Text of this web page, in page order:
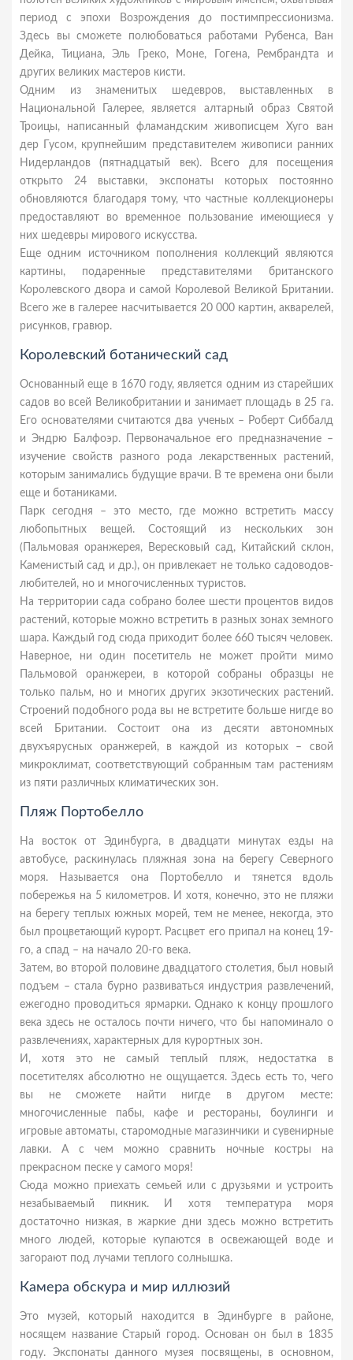
период с эпохи Возрождения до постимпрессионизма.
Здесь вы сможете полюбоваться работами Рубенса, Ван
Дейка, Тициана, Эль Греко, Моне, Гогена, Рембрандта и
других великих мастеров кисти.
Одним из знаменитых шедевров, выставленных в
Национальной Галерее, является алтарный образ Святой
Троицы, написанный фламандским живописцем Хуго ван
дер Гусом, крупнейшим представителем живописи ранних
Нидерландов (пятнадцатый век). Всего для посещения
открыто 24 выставки, экспонаты которых постоянно
обновляются благодаря тому, что частные коллекционеры
предоставляют во временное пользование имеющиеся у
них шедевры мирового искусства.
Еще одним источником пополнения коллекций являются
картины, подаренные представителями британского
Королевского двора и самой Королевой Великой Британии.
Всего же в галерее насчитывается 20 000 картин, акварелей,
рисунков, гравюр.
Королевский ботанический сад
Основанный еще в 1670 году, является одним из старейших
садов во всей Великобритании и занимает площадь в 25 га.
Его основателями считаются два ученых – Роберт Сиббалд
и Эндрю Балфоэр. Первоначальное его предназначение –
изучение свойств разного рода лекарственных растений,
которым занимались будущие врачи. В те времена они были
еще и ботаниками.
Парк сегодня – это место, где можно встретить массу
любопытных вещей. Состоящий из нескольких зон
(Пальмовая оранжерея, Вересковый сад, Китайский склон,
Каменистый сад и др.), он привлекает не только садоводов-
любителей, но и многочисленных туристов.
На территории сада собрано более шести процентов видов
растений, которые можно встретить в разных зонах земного
шара. Каждый год сюда приходит более 660 тысяч человек.
Наверное, ни один посетитель не может пройти мимо
Пальмовой оранжереи, в которой собраны образцы не
только пальм, но и многих других экзотических растений.
Строений подобного рода вы не встретите больше нигде во
всей Британии. Состоит она из десяти автономных
двухъярусных оранжерей, в каждой из которых – свой
микроклимат, соответствующий собранным там растениям
из пяти различных климатических зон.
Пляж Портобелло
На восток от Эдинбурга, в двадцати минутах езды на
автобусе, раскинулась пляжная зона на берегу Северного
моря. Называется она Портобелло и тянется вдоль
побережья на 5 километров. И хотя, конечно, это не пляжи
на берегу теплых южных морей, тем не менее, некогда, это
был процветающий курорт. Расцвет его припал на конец 19-
го, а спад – на начало 20-го века.
Затем, во второй половине двадцатого столетия, был новый
подъем – стала бурно развиваться индустрия развлечений,
ежегодно проводиться ярмарки. Однако к концу прошлого
века здесь не осталось почти ничего, что бы напоминало о
развлечениях, характерных для курортных зон.
И, хотя это не самый теплый пляж, недостатка в
посетителях абсолютно не ощущается. Здесь есть то, чего
вы не сможете найти нигде в другом месте:
многочисленные пабы, кафе и рестораны, боулинги и
игровые автоматы, старомодные магазинчики и сувенирные
лавки. А с чем можно сравнить ночные костры на
прекрасном песке у самого моря!
Сюда можно приехать семьей или с друзьями и устроить
незабываемый пикник. И хотя температура моря
достаточно низкая, в жаркие дни здесь можно встретить
много людей, которые купаются в освежающей воде и
загорают под лучами теплого солнышка.
Камера обскура и мир иллюзий
Это музей, который находится в Эдинбурге в районе,
носящем название Старый город. Основан он был в 1835
году. Экспонаты данного музея посвящены, в основном,